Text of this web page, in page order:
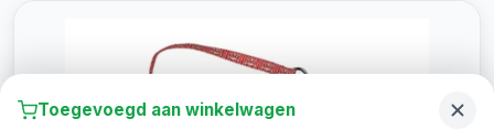
Toegevoegd aan winkelwagen